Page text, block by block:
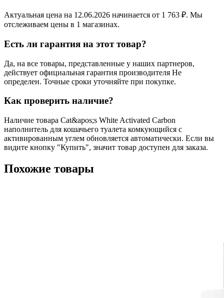
Актуальная цена на 12.06.2026 начинается от 1 763 ₽. Мы
отслеживаем цены в 1 магазинах.
Есть ли гарантия на этот товар?
Да, на все товары, представленные у наших партнеров,
действует официальная гарантия производителя Не
определен. Точные сроки уточняйте при покупке.
Как проверить наличие?
Наличие товара Cat&apos;s White Activated Carbon
наполнитель для кошачьего туалета комкующийся с
активированным углем обновляется автоматически. Если вы
видите кнопку "Купить", значит товар доступен для заказа.
Похожие товары